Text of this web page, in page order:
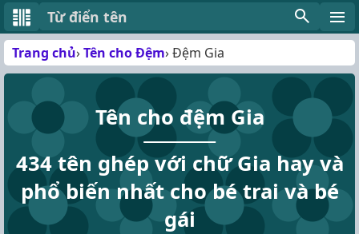
Từ điển tên
Trang chủ Tên cho Đệm Đệm Gia
Tên cho đệm Gia
434 tên ghép với chữ Gia hay và
phổ biến nhất cho bé trai và bé
gái